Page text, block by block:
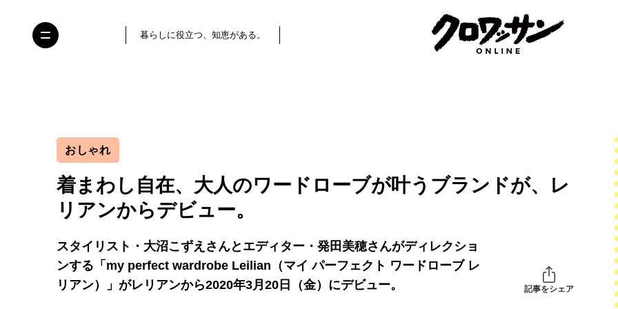
暮らしに役立つ、知恵がある。
おしゃれ
着まわし自在、大人のワードローブが叶うブランドが、レ
リアンからデビュー。
スタイリスト・大沼こずえさんとエディター・発田美穂さんがディレクショ
ンする「my perfect wardrobe Leilian（マイ パーフェクト ワードローブ レ
リアン）」がレリアンから2020年3月20日（金）にデビュー。
記事をシェア